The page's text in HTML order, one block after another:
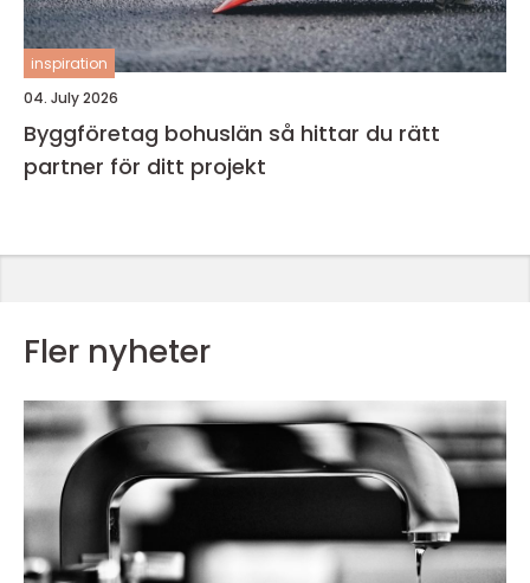
inspiration
04. July 2026
Byggföretag bohuslän så hittar du rätt
partner för ditt projekt
Fler nyheter